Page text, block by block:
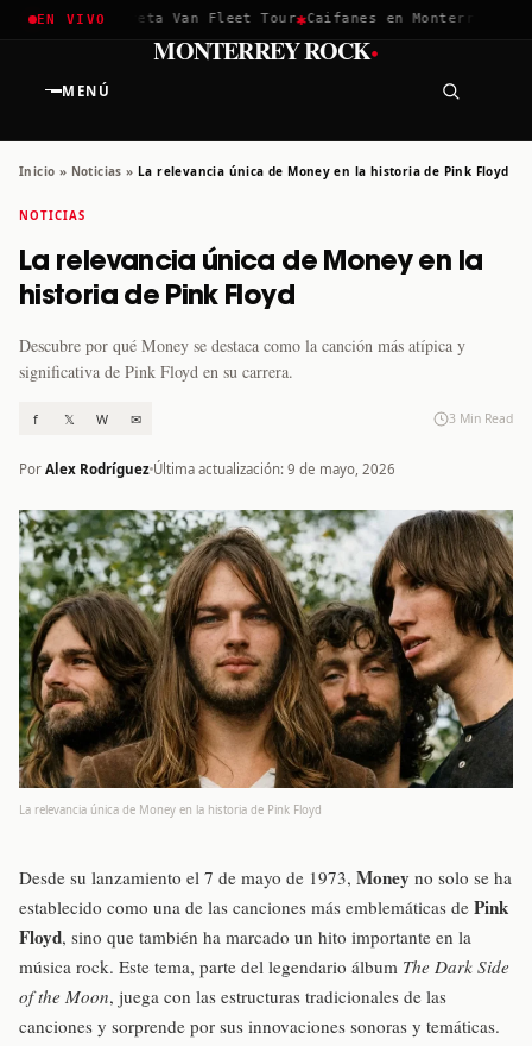
EN VIVO
2026 ✱Greta Van Fleet Tour✱Caifanes en Monterrey · 12
MENÚ
MONTERREY ROCK·
Inicio » Noticias » La relevancia única de Money en la historia de Pink Floyd
NOTICIAS
La relevancia única de Money en la
historia de Pink Floyd
Descubre por qué Money se destaca como la canción más atípica y
significativa de Pink Floyd en su carrera.
f 𝕏 W ✉ 3 Min Read
Por Alex Rodríguez Última actualización: 9 de mayo, 2026
La relevancia única de Money en la historia de Pink Floyd
Desde su lanzamiento el 7 de mayo de 1973, Money no solo se ha
establecido como una de las canciones más emblemáticas de Pink
Floyd, sino que también ha marcado un hito importante en la
música rock. Este tema, parte del legendario álbum The Dark Side
of the Moon, juega con las estructuras tradicionales de las
canciones y sorprende por sus innovaciones sonoras y temáticas.